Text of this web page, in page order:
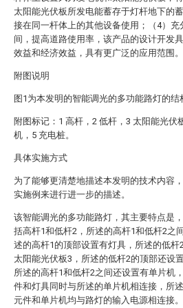
太阳能光伏板所发电能蓄存于灯杆地下的
接在同一杆体上的其他设备使用；（4）充
间，提高道路使用率，该产品的设计开发
效益和经济效益，具有更广泛的应用范围。
附图说明
图1为本发明的智能调光的多功能路灯的结
附图标记：1 高杆，2 低杆，3 太阳能光伏
机，5 充电桩。
具体实施方式
为了能够更清楚地描述本发明的技术内容
实施例来进行进一步的描述。
该智能调光的多功能路灯，其主要特点是
括高杆1和低杆2，所述的高杆1和低杆2之
述的高杆1的顶部设置有灯具，所述的低杆
太阳能光伏板3，所述的低杆2的顶部还设
所述的高杆1和低杆2之间还设置有单片机
件和灯具同时与所述的单片机相连接，所
元件和单片机均与路灯的输入电源相连接。